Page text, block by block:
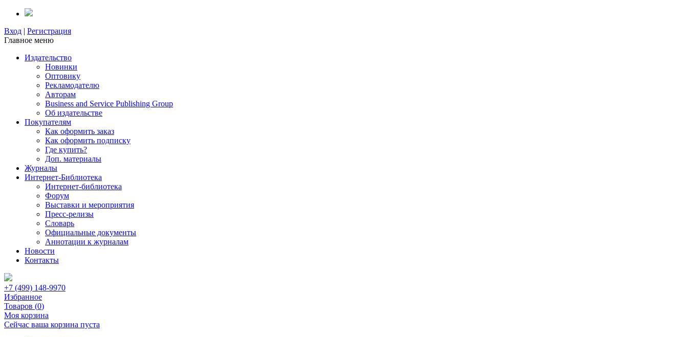
Вход | Регистрация
Главное меню
Издательство
Новинки
Оптовику
Рекламодателю
Авторам
Business and Service Publishing Group
Об издательстве
Покупателям
Как оформить заказ
Как оформить подписку
Где купить?
Доп. материалы
Журналы
Интернет-Библиотека
Интернет-библиотека
Форум
Выставки и мероприятия
Пресс-релизы
Словарь
Официальные документы
Аннотации к журналам
Новости
Контакты
+7 (499) 148-9970
Избранное
Товаров (0)
Моя корзина
Сейчас ваша корзина пуста